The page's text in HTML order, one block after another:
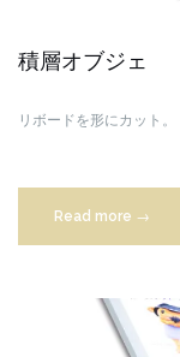
積層オブジェ
リボードを形にカット。
Read more “積
層
ブ
→